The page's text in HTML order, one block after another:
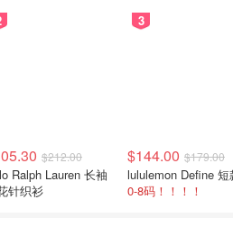
$212.00
Ralph Lauren 长袖
针织衫
3
$144.00 $179.00
0-8码！！！！